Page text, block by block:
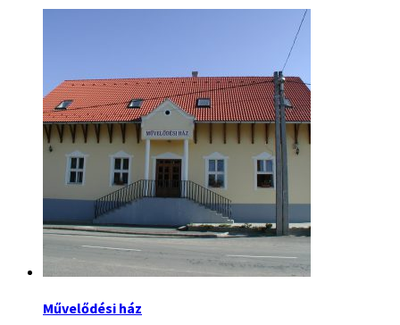
Művelődési ház